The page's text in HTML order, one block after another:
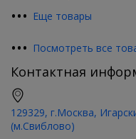
••• Еще товары
••• Посмотреть все
Контактная
129329, г.Москва,
(м.Свиблово)